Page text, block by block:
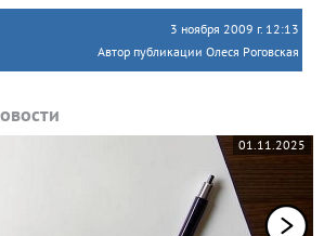
3 ноября 2009 г. 12:13
Автор публикации Олеся Роговская
01.11.2025